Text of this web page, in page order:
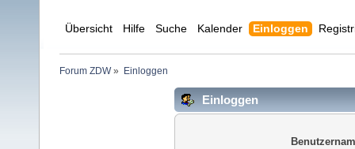
Übersicht Hilfe Suche Kalender Einloggen
Forum ZDW» Einloggen
Einloggen